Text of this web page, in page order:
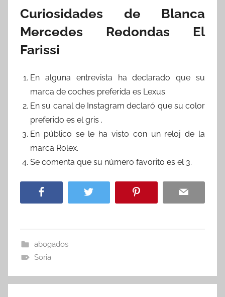
Curiosidades de Blanca
Mercedes Redondas El
Farissi
En alguna entrevista ha declarado que su
marca de coches preferida es Lexus.
En su canal de Instagram declaró que su color
preferido es el gris .
En público se le ha visto con un reloj de la
marca Rolex.
Se comenta que su número favorito es el 3.
abogados
Soria